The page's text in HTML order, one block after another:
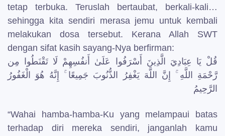
tetap terbuka. Teruslah bertaubat, berkali-kali…
sehingga kita sendiri merasa jemu untuk kembali
melakukan dosa tersebut. Kerana Allah SWT
dengan sifat kasih sayang-Nya berfirman:
قُلْ يَا عِبَادِيَ الَّذِينَ أَسْرَفُوا عَلَىٰ أَنفُسِهِمْ لَا تَقْنَطُوا مِن
رَّحْمَةِ اللَّهِ ۚ إِنَّ اللَّهَ يَغْفِرُ الذُّنُوبَ جَمِيعًا ۚ إِنَّهُ هُوَ الْغَفُورُ
الرَّحِيمُ
“Wahai hamba-hamba-Ku yang melampaui batas
terhadap diri mereka sendiri, janganlah kamu